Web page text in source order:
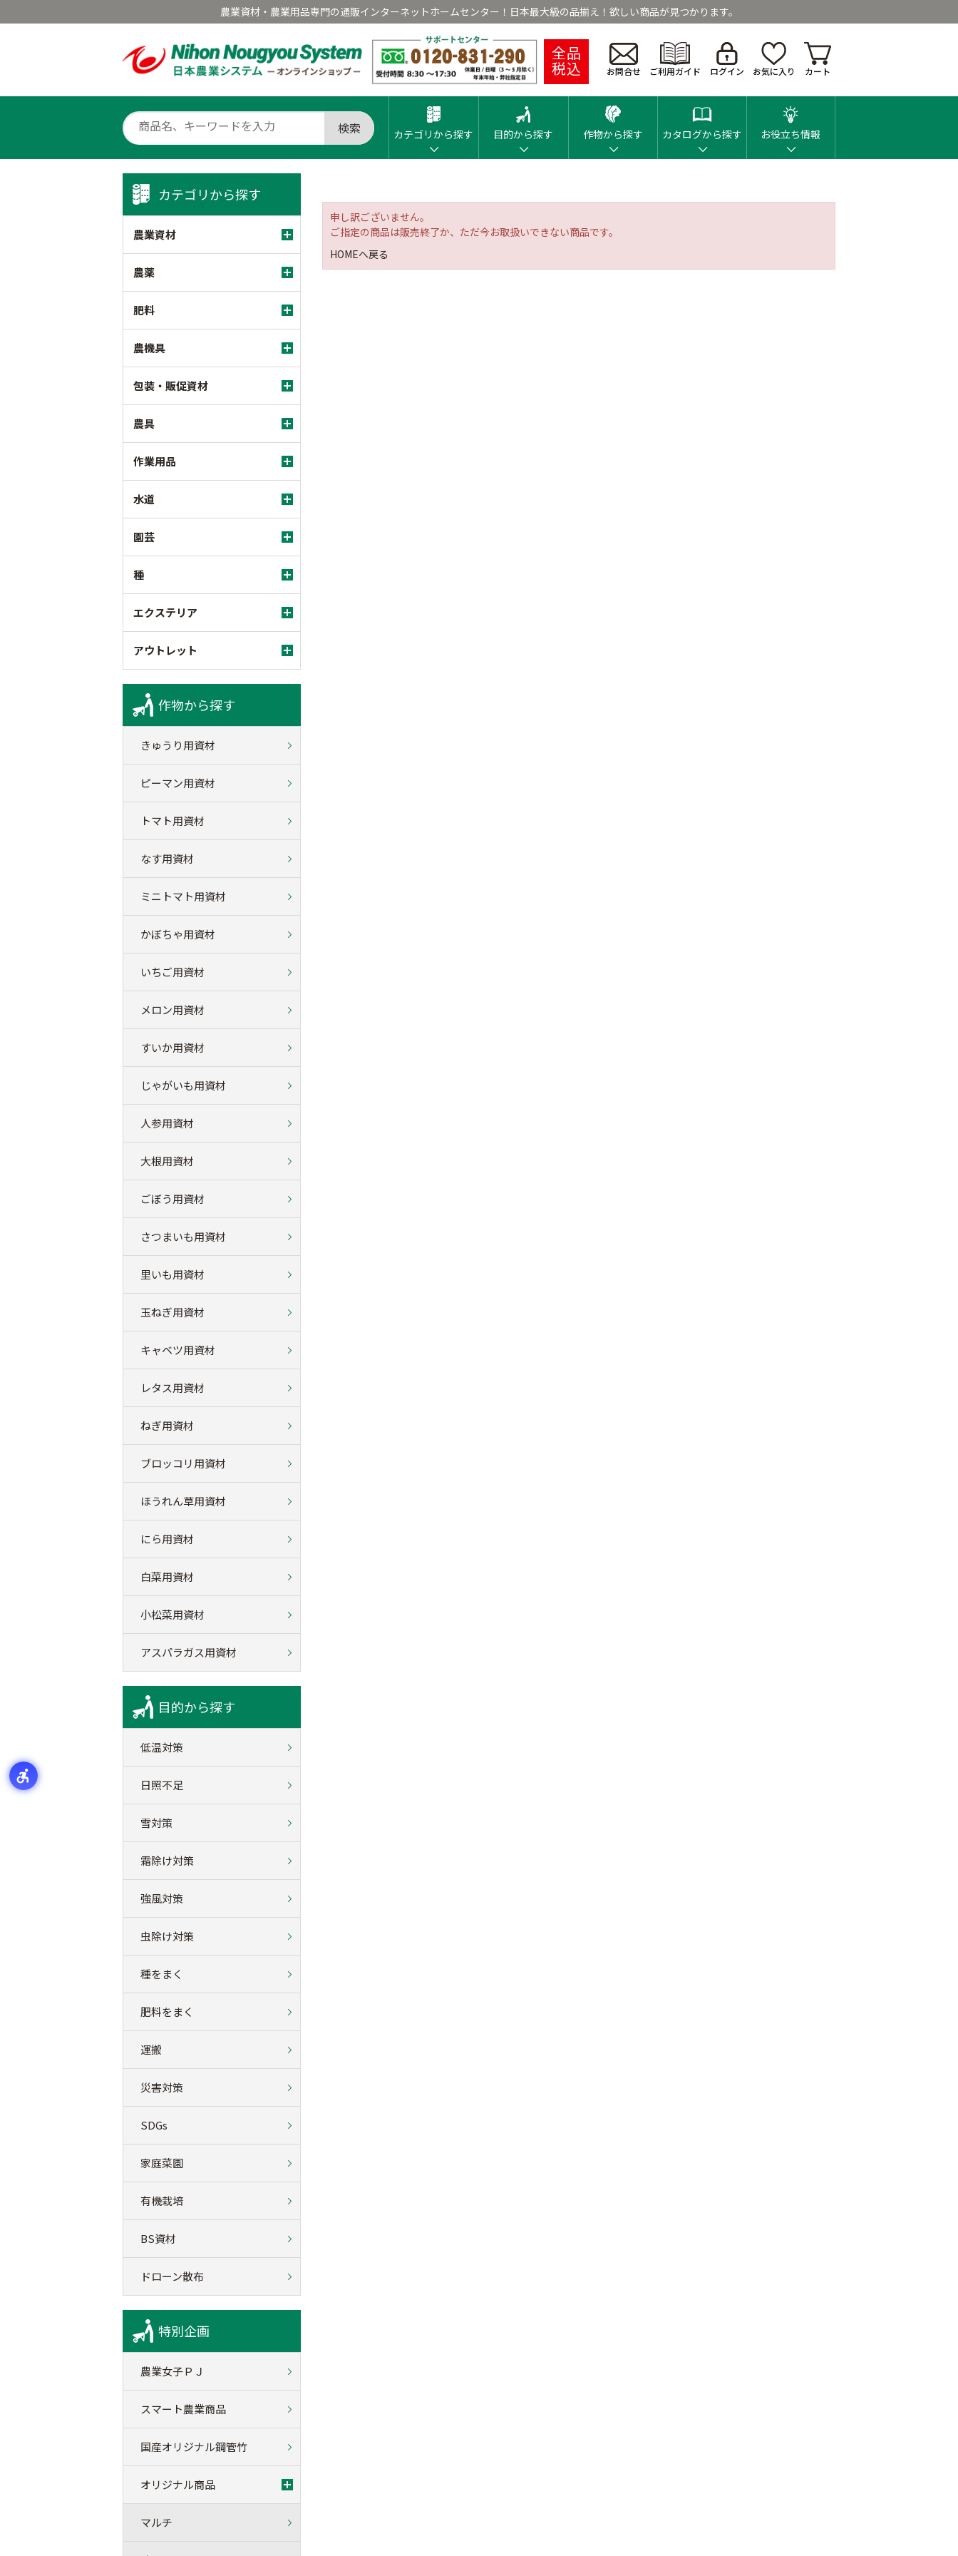
農業資材・農業用品専門の通販インターネットホームセンター！日本最大級の品揃え！欲しい商品が見つかります。
全品
税込 お問合せ ご利用ガイド ログイン お気に入り カート
検索 カテゴリから探す 目的から探す 作物から探す カタログから探す お役立ち情報
カテゴリから探す
農業資材
農薬
肥料
農機具
包装・販促資材
農具
作業用品
水道
園芸
種
エクステリア
アウトレット
作物から探す
きゅうり用資材
ピーマン用資材
トマト用資材
なす用資材
ミニトマト用資材
かぼちゃ用資材
いちご用資材
メロン用資材
すいか用資材
じゃがいも用資材
人参用資材
大根用資材
ごぼう用資材
さつまいも用資材
里いも用資材
玉ねぎ用資材
キャベツ用資材
レタス用資材
ねぎ用資材
ブロッコリ用資材
ほうれん草用資材
にら用資材
白菜用資材
小松菜用資材
アスパラガス用資材
目的から探す
低温対策
日照不足
雪対策
霜除け対策
強風対策
虫除け対策
種をまく
肥料をまく
運搬
災害対策
SDGs
家庭菜園
有機栽培
BS資材
ドローン散布
特別企画
農業女子ＰＪ
スマート農業商品
国産オリジナル鋼管竹
オリジナル商品
マルチ
申し訳ございません。
ご指定の商品は販売終了か、ただ今お取扱いできない商品です。
HOMEへ戻る